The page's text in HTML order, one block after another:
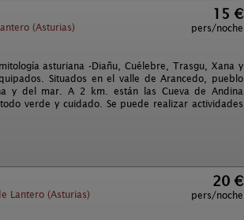
(Asturias)
15 €
pers/noche
asturiana -Diañu, Cuélebre, Trasgu, Xana y
Situados en el valle de Arancedo, pueblo
y del mar. A 2 km. están las Cueva de Andina
verde y cuidado. Se puede realizar actividades
Lantero (Asturias)
20 €
pers/noche